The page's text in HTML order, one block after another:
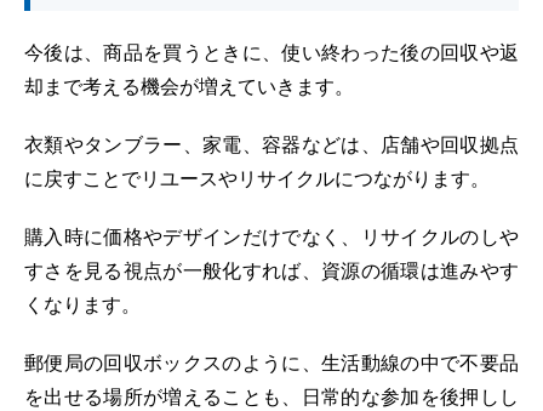
今後は、商品を買うときに、使い終わった後の回収や返
却まで考える機会が増えていきます。
衣類やタンブラー、家電、容器などは、店舗や回収拠点
に戻すことでリユースやリサイクルにつながります。
購入時に価格やデザインだけでなく、リサイクルのしや
すさを見る視点が一般化すれば、資源の循環は進みやす
くなります。
郵便局の回収ボックスのように、生活動線の中で不要品
を出せる場所が増えることも、日常的な参加を後押しし